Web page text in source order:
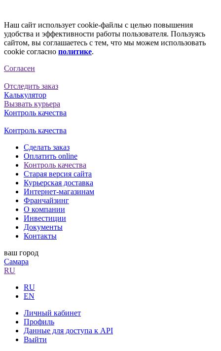
Наш сайт использует cookie-файлы с целью повышения
удобства и эффективности работы пользователя. Пользуясь
сайтом, вы соглашаетесь с тем, что мы можем использовать
cookie согласно политике.
Согласен
Отследить заказ
Калькулятор
Вызвать курьера
Контроль качества
Контроль качества
Сделать заказ
Оплатить online
Контроль качества
Старая версия сайта
Курьерская доставка
Интернет-магазинам
Франчайзинг
О компании
Инвестиции
Документы
Контакты
ваш город
Самара
RU
RU
EN
Личный кабинет
Профиль
Данные для доступа к API
Выйти